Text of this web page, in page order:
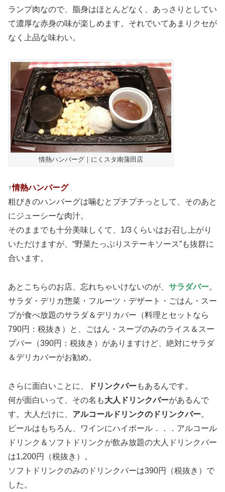
ランプ肉なので、脂身はほとんどなく、あっさりとしてい
て濃厚な赤身の味が楽しめます。それでいてあまりクセが
なく上品な味わい。
情熱ハンバーグ｜にくスタ南蒲田店
↑情熱ハンバーグ
粗びきのハンバーグは噛むとプチプチっとして、そのあと
にジューシーな肉汁。
そのままでも十分美味しくて、1/3くらいはお召し上がり
いただけますが、“野菜たっぷりステーキソース”も抜群に
合います。
あとこちらのお店、忘れちゃいけないのが、 サラダバー。
サラダ・デリカ惣菜・フルーツ・デザート・ごはん・スー
プが食べ放題のサラダ＆デリカバー（料理とセットなら
790円：税抜き）と、ごはん・スープのみのライス＆スー
プバー（390円：税抜き）がありますけど、絶対にサラダ
＆デリカバーがお勧め。
さらに面白いことに、 ドリンクバーもあるんです。
何が面白いって、その名も大人ドリンクバーがあるんで
す。大人だけに、 アルコールドリンクのドリンクバー。
ビールはもちろん、ワインにハイボール．．．アルコール
ドリンク＆ソフトドリンクが飲み放題の大人ドリンクバー
は1,200円（税抜き）。
ソフトドリンクのみのドリンクバーは390円（税抜き）で
した。